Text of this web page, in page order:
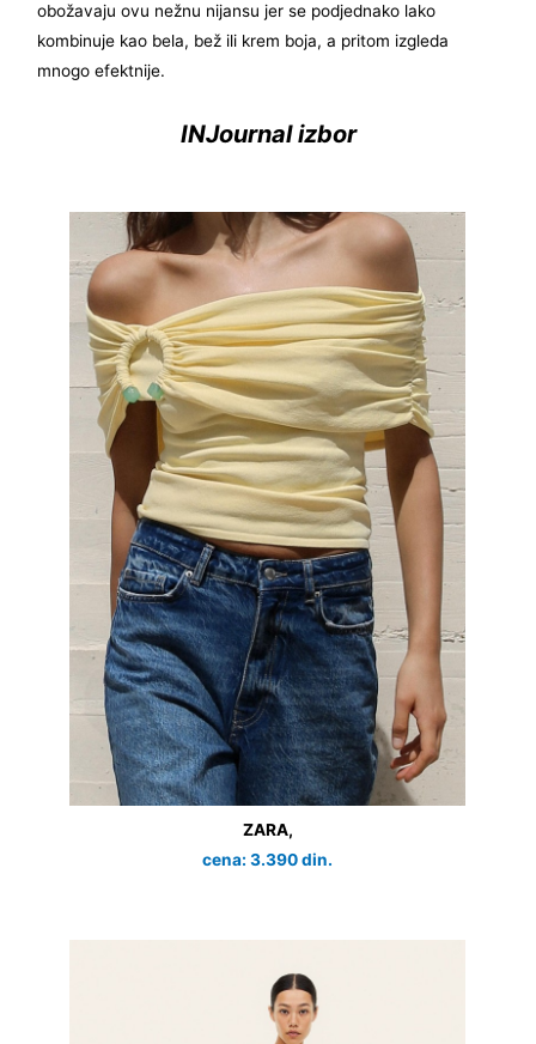
obožavaju ovu nežnu nijansu jer se podjednako lako
kombinuje kao bela, bež ili krem boja, a pritom izgleda
mnogo efektnije.
INJournal izbor
ZARA,
cena: 3.390 din.